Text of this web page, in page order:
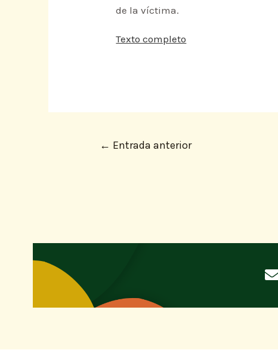
de la víctima.
Texto completo
← Entrada anterior